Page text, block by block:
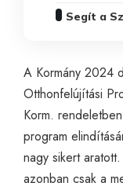
Segít a
A Kormány 2024
Otthonfelújítási
Korm.
program
nagy sikert
azonban csak a